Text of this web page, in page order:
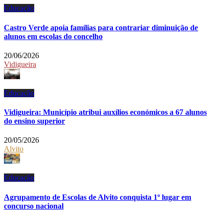
Educação
Castro Verde apoia famílias para contrariar diminuição de
alunos em escolas do concelho
20/06/2026
Vidigueira
Educação
Vidigueira: Município atribui auxílios económicos a 67 alunos
do ensino superior
20/05/2026
Alvito
Educação
Agrupamento de Escolas de Alvito conquista 1º lugar em
concurso nacional